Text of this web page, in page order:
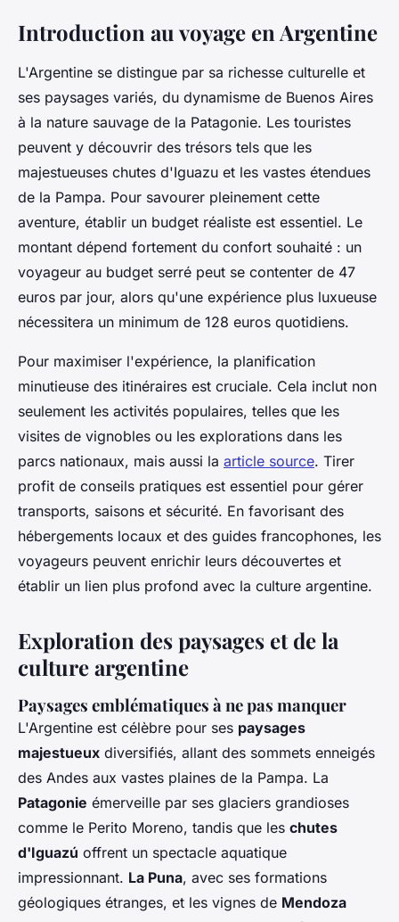
Introduction au voyage en Argentine
L'Argentine se distingue par sa richesse culturelle et
ses paysages variés, du dynamisme de Buenos Aires
à la nature sauvage de la Patagonie. Les touristes
peuvent y découvrir des trésors tels que les
majestueuses chutes d'Iguazu et les vastes étendues
de la Pampa. Pour savourer pleinement cette
aventure, établir un budget réaliste est essentiel. Le
montant dépend fortement du confort souhaité : un
voyageur au budget serré peut se contenter de 47
euros par jour, alors qu'une expérience plus luxueuse
nécessitera un minimum de 128 euros quotidiens.
Pour maximiser l'expérience, la planification
minutieuse des itinéraires est cruciale. Cela inclut non
seulement les activités populaires, telles que les
visites de vignobles ou les explorations dans les
parcs nationaux, mais aussi la article source. Tirer
profit de conseils pratiques est essentiel pour gérer
transports, saisons et sécurité. En favorisant des
hébergements locaux et des guides francophones, les
voyageurs peuvent enrichir leurs découvertes et
établir un lien plus profond avec la culture argentine.
Exploration des paysages et de la
culture argentine
Paysages emblématiques à ne pas manquer
L'Argentine est célèbre pour ses paysages
majestueux diversifiés, allant des sommets enneigés
des Andes aux vastes plaines de la Pampa. La
Patagonie émerveille par ses glaciers grandioses
comme le Perito Moreno, tandis que les chutes
d'Iguazú offrent un spectacle aquatique
impressionnant. La Puna, avec ses formations
géologiques étranges, et les vignes de Mendoza